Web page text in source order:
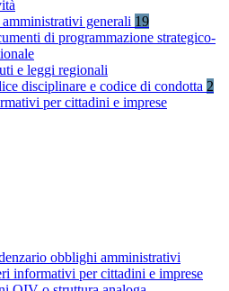
generali 19
di programmazione strategico-
e leggi regionali
disciplinare e codice di condotta 2
per cittadini e imprese
obblighi amministrativi
informativi per cittadini e imprese